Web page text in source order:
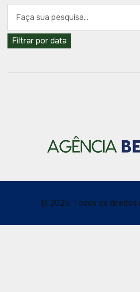
Filtrar por data
© 2025, Todos os direitos